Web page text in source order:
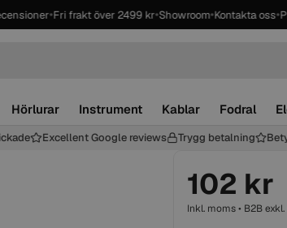
•Fri frakt över 2499 kr•Showroom•Kontakta oss•
Hörlurar Instrument Kablar Fodral
Excellent Google reviews Trygg betalning
102 kr
Inkl. moms • B2B